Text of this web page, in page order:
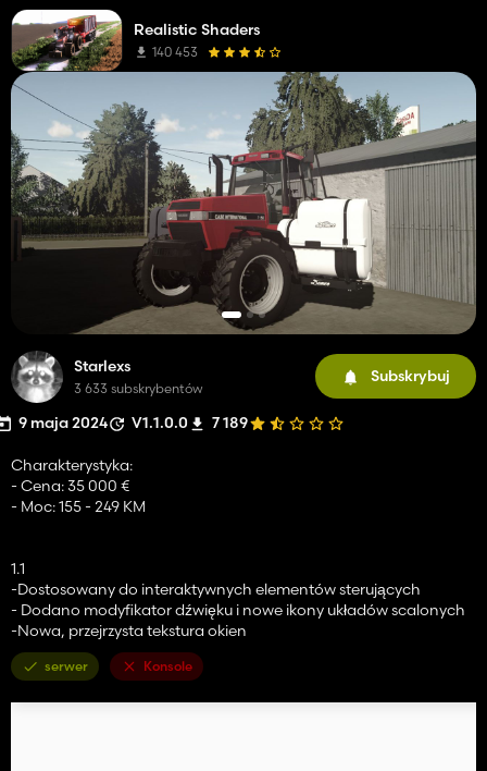
Starlexs
3 633 subskrybentów
Subskrybuj
9 maja 2024 V1.1.0.0 7 189
Charakterystyka:
- Cena: 35 000 €
- Moc: 155 - 249 KM
1.1
-Dostosowany do interaktywnych elementów sterujących
- Dodano modyfikator dźwięku i nowe ikony układów scalonych
-Nowa, przejrzysta tekstura okien
serwer Konsole
Realistic Shaders
140 453